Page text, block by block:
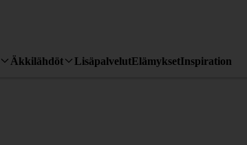
Äkkilähdöt LisäpalvelutElämyksetInspiration